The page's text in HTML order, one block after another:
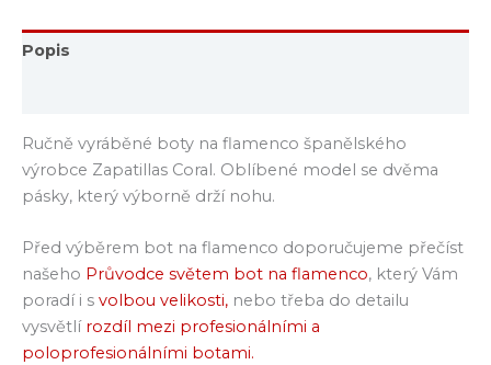
Popis
Ručně vyráběné boty na flamenco španělského
výrobce Zapatillas Coral. Oblíbené model se dvěma
pásky, který výborně drží nohu.
Před výběrem bot na flamenco doporučujeme přečíst
našeho Průvodce světem bot na flamenco, který Vám
poradí i s volbou velikosti, nebo třeba do detailu
vysvětlí rozdíl mezi profesionálními a
poloprofesionálními botami.